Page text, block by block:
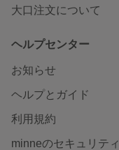
大口注文について
ヘルプセンター
お知らせ
ヘルプとガイド
利用規約
minneのセキュリティ